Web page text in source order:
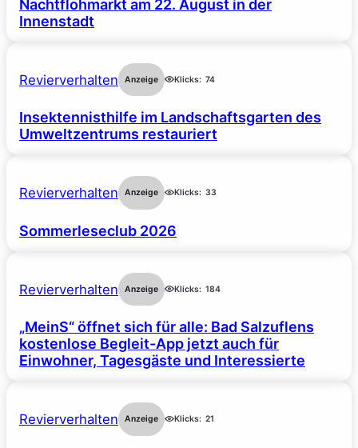
Nachtflohmarkt am 22. August in der
Innenstadt
Revierverhalten Anzeige Klicks: 74
Insektennisthilfe im Landschaftsgarten des
Umweltzentrums restauriert
Revierverhalten Anzeige Klicks: 33
Sommerleseclub 2026
Revierverhalten Anzeige Klicks: 184
„MeinS“ öffnet sich für alle: Bad Salzuflens
kostenlose Begleit-App jetzt auch für
Einwohner, Tagesgäste und Interessierte
Revierverhalten Anzeige Klicks: 21